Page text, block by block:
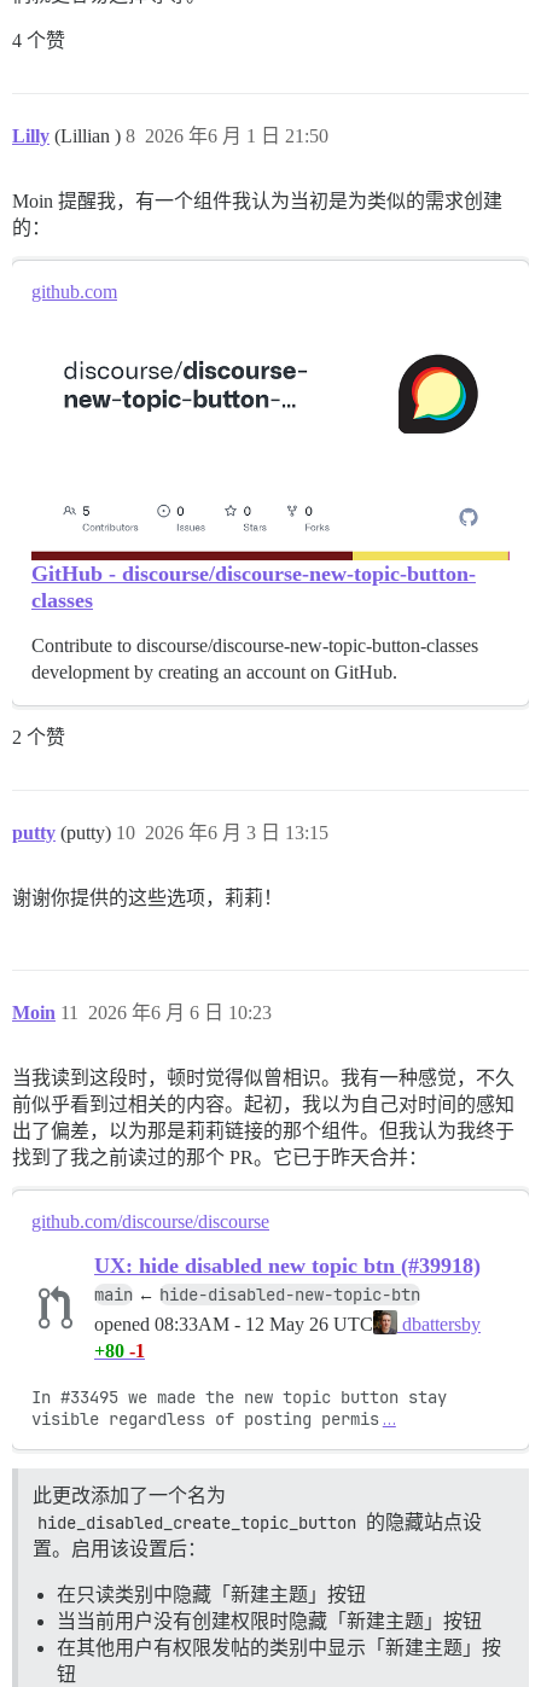
4 个赞
Lilly (Lillian ) 2026 年6 月 1 日 21:50
8
Moin 提醒我，有一个组件我认为当初是为类似的需求创建
的：
github.com
GitHub - discourse/discourse-new-topic-button-
classes
Contribute to discourse/discourse-new-topic-button-classes
development by creating an account on GitHub.
2 个赞
putty (putty) 2026 年6 月 3 日 13:15
10
谢谢你提供的这些选项，莉莉！
Moin 2026 年6 月 6 日 10:23
11
当我读到这段时，顿时觉得似曾相识。我有一种感觉，不久
前似乎看到过相关的内容。起初，我以为自己对时间的感知
出了偏差，以为那是莉莉链接的那个组件。但我认为我终于
找到了我之前读过的那个 PR。它已于昨天合并：
github.com/discourse/discourse
UX: hide disabled new topic btn (#39918)
main ← hide-disabled-new-topic-btn
opened 08:33AM - 12 May 26 UTC
dbattersby
+80 -1
In #33495 we made the new topic button stay
visible regardless of posting permis …
此更改添加了一个名为
hide_disabled_create_topic_button 的隐藏站点设
置。启用该设置后：
在只读类别中隐藏「新建主题」按钮
当当前用户没有创建权限时隐藏「新建主题」按钮
在其他用户有权限发帖的类别中显示「新建主题」按
钮